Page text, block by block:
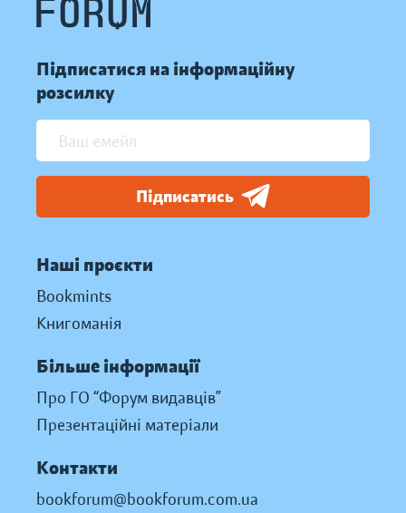
Підписатися на інформаційну
розсилку
Підписатись
Наші проєкти
Bookmints
Книгоманія
Більше інформації
Про ГО “Форум видавців”
Презентаційні матеріали
Контакти
bookforum@bookforum.com.ua